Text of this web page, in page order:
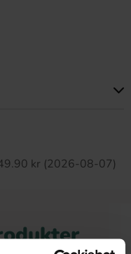
kr (2026-08-07)